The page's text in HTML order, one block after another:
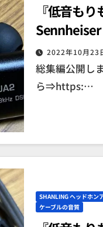
『低音も
2022年10月23
総集編公開し
ら⇒https:…
SHANLING ヘッドホン
ケーブルの音質